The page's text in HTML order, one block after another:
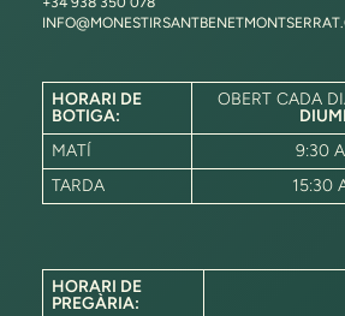
HORARI DE
BOTIGA:
OBERT CADA
MATÍ
9:30
TARDA
15:30
HORARI DE
PREGÀRIA: